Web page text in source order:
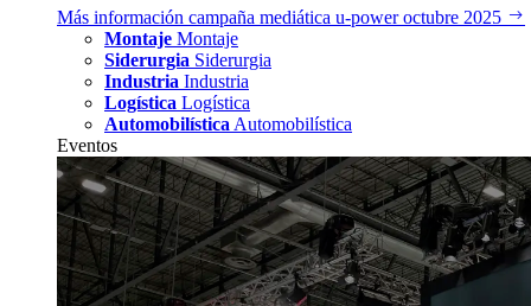
Más información campaña mediática u‑power octubre 2025
Montaje Montaje
Siderurgia Siderurgia
Industria Industria
Logística Logística
Automobilística Automobilística
Eventos